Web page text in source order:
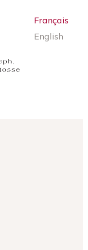
Français
English